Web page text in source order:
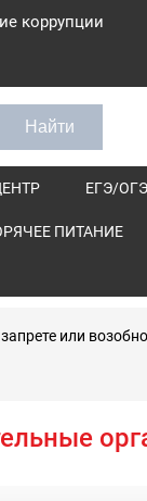
коррупции
ЕГЭ/ОГЭ
ПИТАНИЕ
или